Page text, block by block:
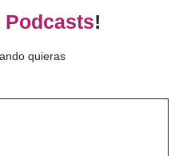
Podcasts!
quieras